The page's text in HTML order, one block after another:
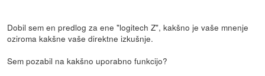
Dobil sem en predlog za ene "logitech Z", kakšno je vaše mnenje
oziroma kakšne vaše direktne izkušnje.
Sem pozabil na kakšno uporabno funkcijo?